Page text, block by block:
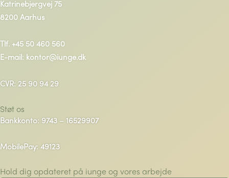
Katrinebjergvej 75
8200 Aarhus
Tlf. +45 50 460 560
E-mail: kontor@iunge.dk
CVR: 25 90 94 29
Støt os
Bankkonto: 9743 – 16529907
MobilePay: 49123
Hold dig opdateret på iunge og vores arbejde